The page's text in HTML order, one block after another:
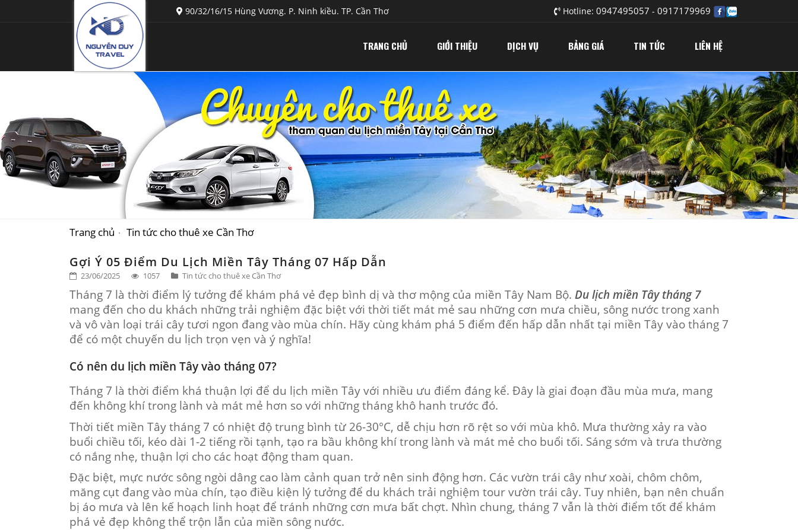
90/32/16/15 Hùng Vương. P. Ninh kiều. TP. Cần Thơ Hotline: 0947495057 - 0917179969
TRANG CHỦ GIỚI THIỆU DỊCH VỤ BẢNG GIÁ TIN TỨC LIÊN HỆ
Trang chủ Tin tức cho thuê xe Cần Thơ
Gợi Ý 05 Điểm Du Lịch Miền Tây Tháng 07 Hấp Dẫn
23/06/2025 1057 Tin tức cho thuê xe Cần Thơ
Tháng 7 là thời điểm lý tưởng để khám phá vẻ đẹp bình dị và thơ mộng của miền Tây Nam Bộ. Du lịch miền Tây tháng 7
mang đến cho du khách những trải nghiệm đặc biệt với thời tiết mát mẻ sau những cơn mưa chiều, sông nước trong xanh
và vô vàn loại trái cây tươi ngon đang vào mùa chín. Hãy cùng khám phá 5 điểm đến hấp dẫn nhất tại miền Tây vào tháng 7
để có một chuyến du lịch trọn vẹn và ý nghĩa!
Có nên du lịch miền Tây vào tháng 07?
Tháng 7 là thời điểm khá thuận lợi để du lịch miền Tây với nhiều ưu điểm đáng kể. Đây là giai đoạn đầu mùa mưa, mang
đến không khí trong lành và mát mẻ hơn so với những tháng khô hanh trước đó.
Thời tiết miền Tây tháng 7 có nhiệt độ trung bình từ 26-30°C, dễ chịu hơn rõ rệt so với mùa khô. Mưa thường xảy ra vào
buổi chiều tối, kéo dài 1-2 tiếng rồi tạnh, tạo ra bầu không khí trong lành và mát mẻ cho buổi tối. Sáng sớm và trưa thường
có nắng nhẹ, thuận lợi cho các hoạt động tham quan.
Đặc biệt, mực nước sông ngòi dâng cao làm cảnh quan trở nên sinh động hơn. Các vườn trái cây như xoài, chôm chôm,
măng cụt đang vào mùa chín, tạo điều kiện lý tưởng để du khách trải nghiệm tour vườn trái cây. Tuy nhiên, bạn nên chuẩn
bị áo mưa và lên kế hoạch linh hoạt để tránh những cơn mưa bất chợt. Nhìn chung, tháng 7 vẫn là thời điểm tốt để khám
phá vẻ đẹp không thể trộn lẫn của miền sông nước.